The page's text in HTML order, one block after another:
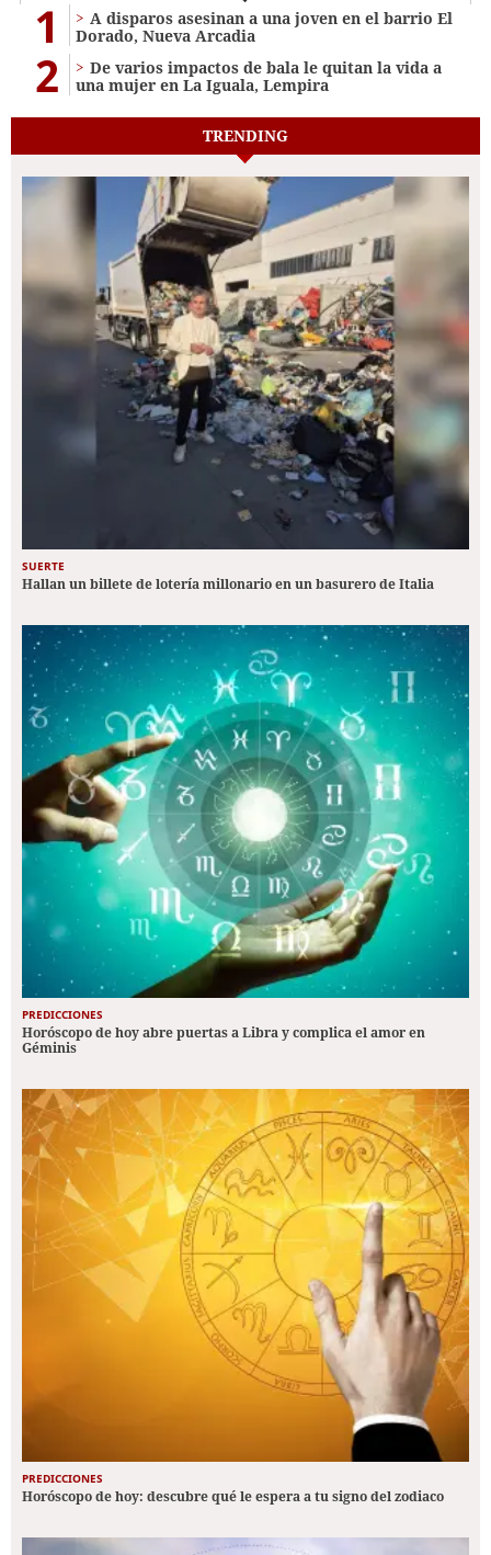
1
A disparos asesinan a una joven en el barrio El
Dorado, Nueva Arcadia
2
De varios impactos de bala le quitan la vida a
una mujer en La Iguala, Lempira
TRENDING
SUERTE
Hallan un billete de lotería millonario en un basurero de Italia
PREDICCIONES
Horóscopo de hoy abre puertas a Libra y complica el amor en
Géminis
PREDICCIONES
Horóscopo de hoy: descubre qué le espera a tu signo del zodiaco